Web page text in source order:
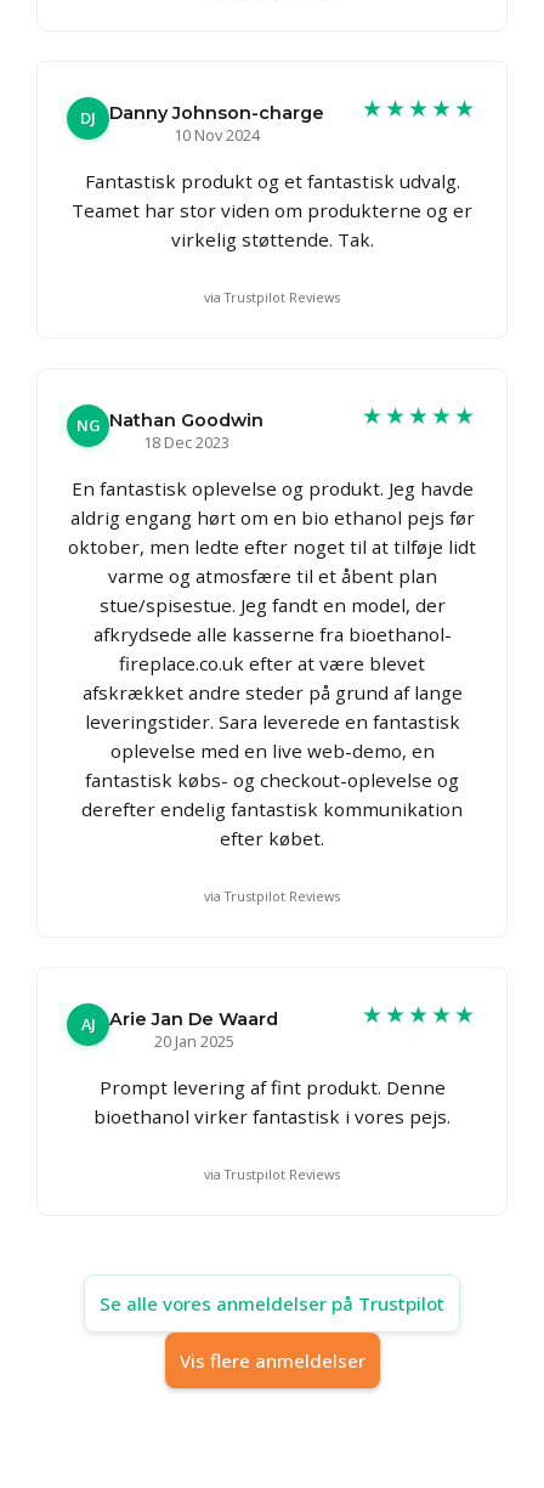
DJ
Danny Johnson-charge
10 Nov 2024
★★★★★
Fantastisk produkt og et fantastisk udvalg.
Teamet har stor viden om produkterne og er
virkelig støttende. Tak.
via Trustpilot Reviews
NG Nathan Goodwin
18 Dec 2023
★★★★★
En fantastisk oplevelse og produkt. Jeg havde
aldrig engang hørt om en bio ethanol pejs før
oktober, men ledte efter noget til at tilføje lidt
varme og atmosfære til et åbent plan
stue/spisestue. Jeg fandt en model, der
afkrydsede alle kasserne fra bioethanol-
fireplace.co.uk efter at være blevet
afskrækket andre steder på grund af lange
leveringstider. Sara leverede en fantastisk
oplevelse med en live web-demo, en
fantastisk købs- og checkout-oplevelse og
derefter endelig fantastisk kommunikation
efter købet.
via Trustpilot Reviews
AJ
Arie Jan De Waard
20 Jan 2025
★★★★★
Prompt levering af fint produkt. Denne
bioethanol virker fantastisk i vores pejs.
via Trustpilot Reviews
Se alle vores anmeldelser på Trustpilot
Vis flere anmeldelser